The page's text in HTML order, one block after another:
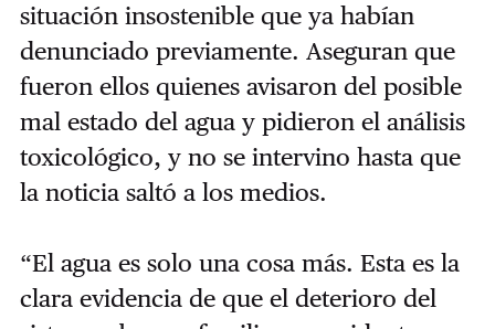
situación insostenible que ya habían
denunciado previamente. Aseguran que
fueron ellos quienes avisaron del posible
mal estado del agua y pidieron el análisis
toxicológico, y no se intervino hasta que
la noticia saltó a los medios.
“El agua es solo una cosa más. Esta es la
clara evidencia de que el deterioro del